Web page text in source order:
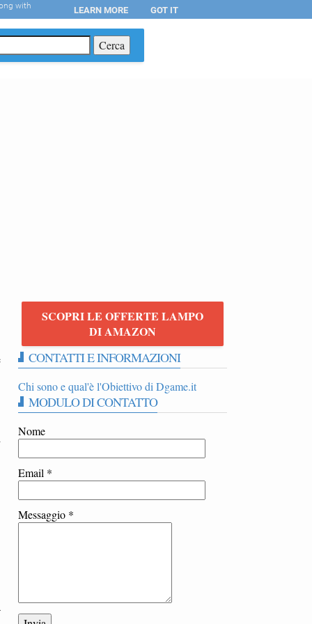
SCOPRI LE OFFERTE LAMPO
DI AMAZON
CONTATTI E INFORMAZIONI
Chi sono e qual'è l'Obiettivo di Dgame.it
MODULO DI CONTATTO
Nome
Email *
Messaggio *
with LEARN MORE GOT IT